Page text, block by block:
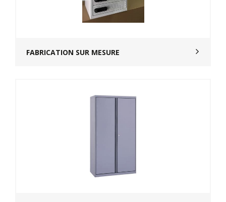
FABRICATION SUR MESURE